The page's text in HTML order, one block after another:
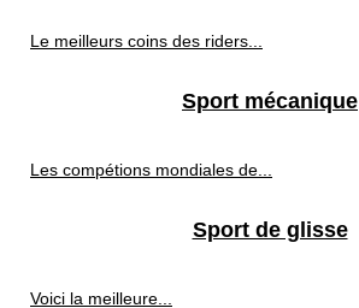
Le meilleurs coins des riders...
Sport mécanique
Les compétions mondiales de...
Sport de glisse
Voici la meilleure...